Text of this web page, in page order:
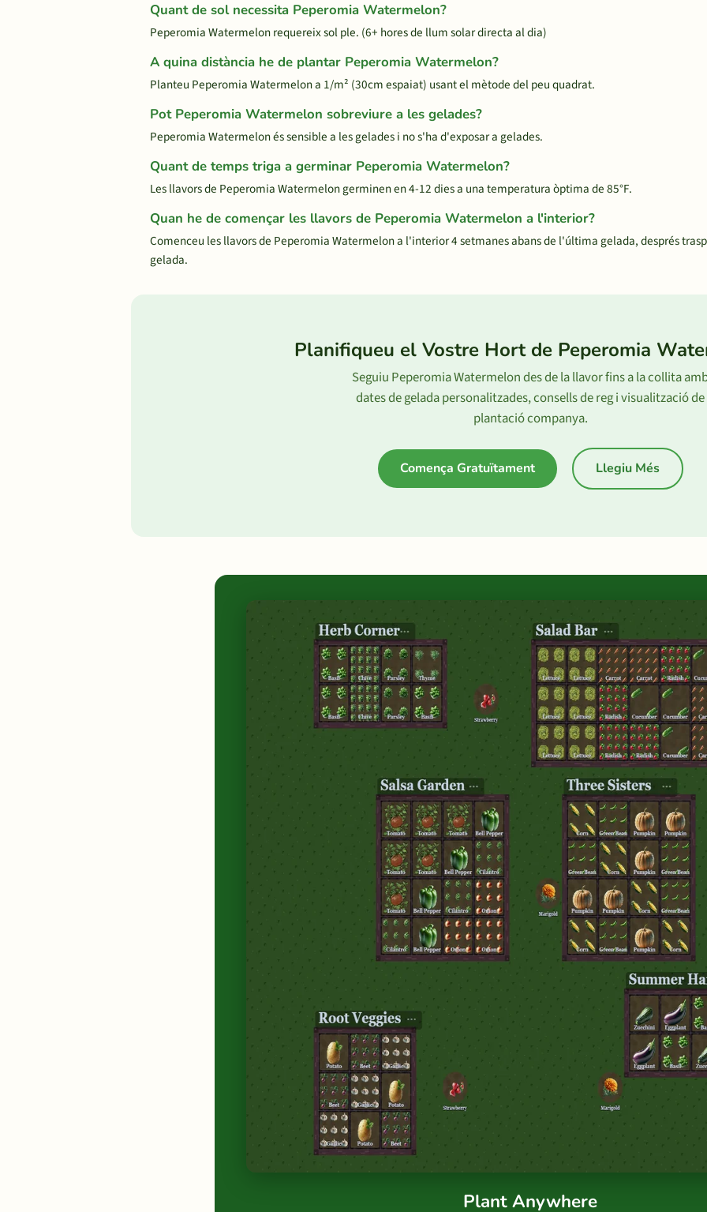
Quant de sol necessita Peperomia Watermelon?
Peperomia Watermelon requereix sol ple. (6+ hores de llum solar directa al dia)
A quina distància he de plantar Peperomia Watermelon?
Planteu Peperomia Watermelon a 1/m² (30cm espaiat) usant el mètode del peu quadrat.
Pot Peperomia Watermelon sobreviure a les gelades?
Peperomia Watermelon és sensible a les gelades i no s'ha d'exposar a gelades.
Quant de temps triga a germinar Peperomia Watermelon?
Les llavors de Peperomia Watermelon germinen en 4-12 dies a una temperatura òptima de 85°F.
Quan he de començar les llavors de Peperomia Watermelon a l'interior?
Comenceu les llavors de Peperomia Watermelon a l'interior 4 setmanes abans de l'última gelada, després
gelada.
Planifiqueu el Vostre Hort de Peperomia
Seguiu Peperomia Watermelon des de la llavor fins a la collita
dates de gelada personalitzades, consells de reg i visualització de
plantació companya.
Comença Gratuïtament Llegiu Més
Plant Anywhere